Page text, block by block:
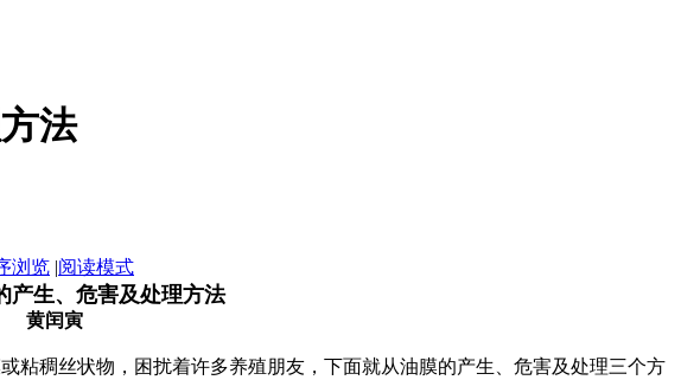
法
浏览 |阅读模式
产生、危害及处理方法
黄闰寅
稠丝状物，困扰着许多养殖朋友，下面就从油膜的产生、危害及处理三个方